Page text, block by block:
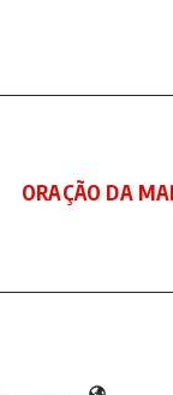
ORAÇÃO DA